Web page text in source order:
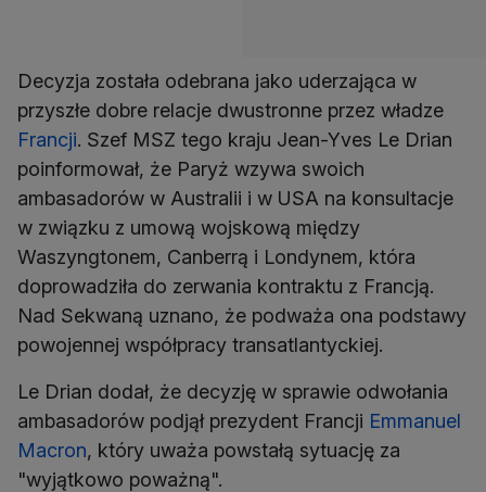
Decyzja została odebrana jako uderzająca w
przyszłe dobre relacje dwustronne przez władze
Francji. Szef MSZ tego kraju Jean-Yves Le Drian
poinformował, że Paryż wzywa swoich
ambasadorów w Australii i w USA na konsultacje
w związku z umową wojskową między
Waszyngtonem, Canberrą i Londynem, która
doprowadziła do zerwania kontraktu z Francją.
Nad Sekwaną uznano, że podważa ona podstawy
powojennej współpracy transatlantyckiej.
Le Drian dodał, że decyzję w sprawie odwołania
ambasadorów podjął prezydent Francji Emmanuel
Macron, który uważa powstałą sytuację za
"wyjątkowo poważną".